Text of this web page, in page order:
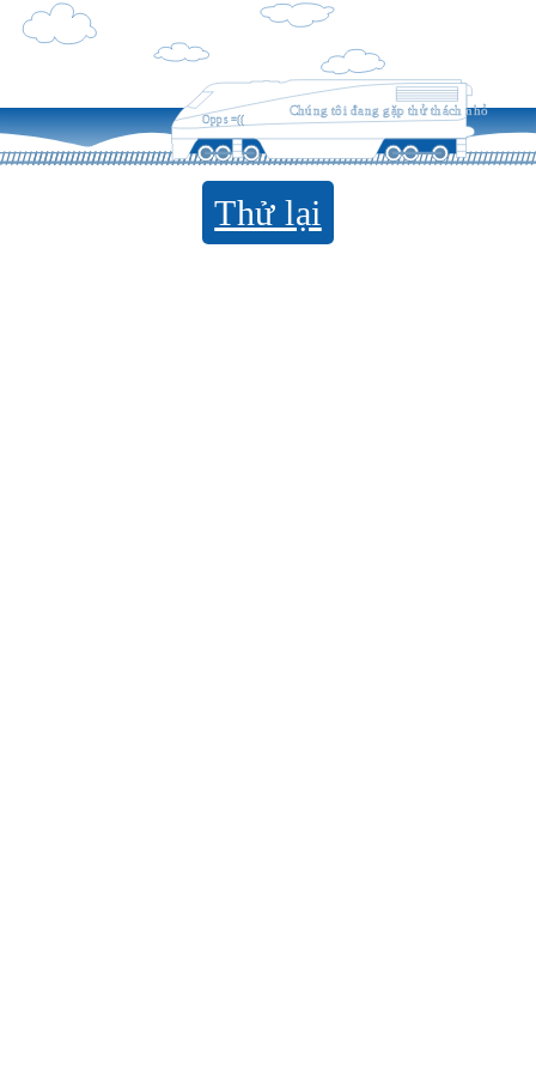
Opps =((
Chúng tôi đang gặp thử thách nhỏ
Thử lại